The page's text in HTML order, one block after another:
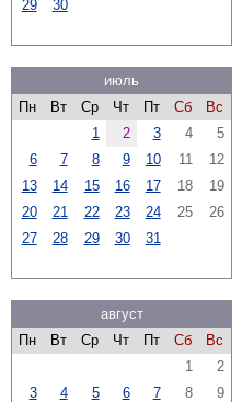
29
30
июль
Пн
Вт Ср Чт Пт Сб
Вс
1
2 3 4
5
6
7 8 9 10 11
12
13
14 15 16 17 18
19
20
21 22 23 24 25
26
27
28 29 30 31
август
Пн
Вт Ср Чт Пт Сб
Вс
1
2
3
4 5 6 7 8
9